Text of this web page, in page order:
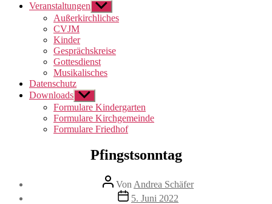
Veranstaltungen Untermenü
anzeigen
Außerkirchliches
CVJM
Kinder
Gesprächskreise
Gottesdienst
Musikalisches
Datenschutz
Downloads Untermenü
anzeigen
Formulare Kindergarten
Formulare Kirchgemeinde
Formulare Friedhof
Pfingstsonntag
Beitragsautor
Von Andrea Schäfer
Beitragsdatum
5. Juni 2022